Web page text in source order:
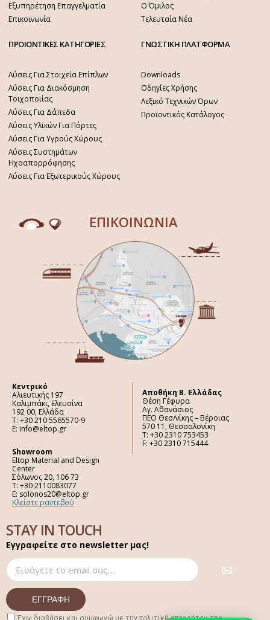
Εξυπηρέτηση Επαγγελματία
Επικοινωνία
Ο Όμιλος
Τελευταία Νέα
ΠΡΟΙΟΝΤΙΚΕΣ ΚΑΤΗΓΟΡΙΕΣ
Λύσεις Για Στοιχεία Επίπλων
Λύσεις Για Διακόσμηση
Τοιχοποιίας
Λύσεις Για Δάπεδα
Λύσεις Υλικών Για Πόρτες
Λύσεις Για Υγρούς Χώρους
Λύσεις Συστημάτων
Ηχοαπορρόφησης
Λύσεις Για Εξωτερικούς Χώρους
ΓΝΩΣΤΙΚΗ ΠΛΑΤΦΟΡΜΑ
Downloads
Οδηγίες Χρήσης
Λεξικό Τεχνικών Όρων
Προϊοντικός Κατάλογος
ΕΠΙΚΟΙΝΩΝΙΑ
Κεντρικό
Αλιευτικής 197
Καλιμπάκι, Ελευσίνα
192 00, Ελλάδα
Τ: +30 210 5565570-9
E: info@eltop.gr
Showroom
Eltop Material and Design
Center
Σόλωνος 20, 106 73
Τ: +30 2110083077
E: solonos20@eltop.gr
Κλείστε ραντεβού
Aποθήκη Β. Ελλάδας
Θέση Γέφυρα
Αγ. Αθανάσιος
ΠΕΟ Θεσ/νίκης – Βέροιας
570 11, Θεσσαλονίκη
Τ: +30 2310 753453
F: +30 2310 715444
STAY IN TOUCH
Εγγραφείτε στο newsletter μας!